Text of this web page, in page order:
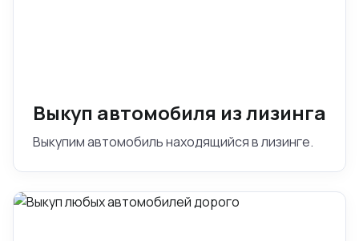
Выкуп автомобиля из лизинга
Выкупим автомобиль находящийся в лизинге.